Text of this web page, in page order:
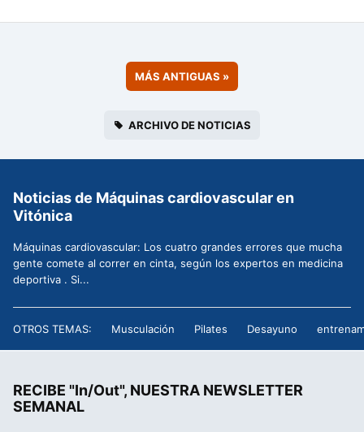
MÁS ANTIGUAS »
ARCHIVO DE NOTICIAS
Noticias de Máquinas cardiovascular en
Vitónica
Máquinas cardiovascular: Los cuatro grandes errores que mucha
gente comete al correr en cinta, según los expertos en medicina
deportiva . Si...
OTROS TEMAS: Musculación Pilates Desayuno
RECIBE "In/Out", NUESTRA NEWSLETTER
SEMANAL